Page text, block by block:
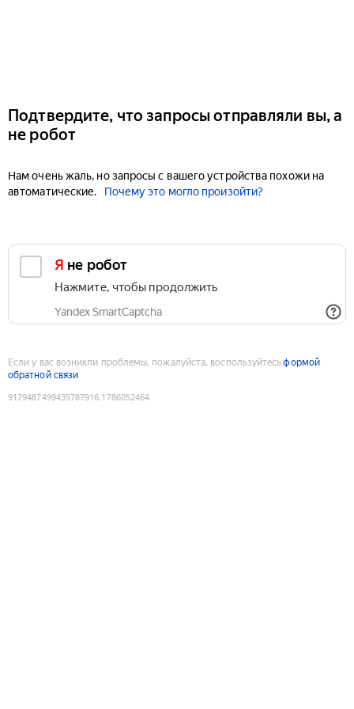
Подтвердите, что запросы отправляли вы, а
не робот
Нам очень жаль, но запросы с вашего устройства похожи на
автоматические.
Почему это могло произойти?
Я не робот
Нажмите, чтобы продолжить
Yandex SmartCaptcha
Если у вас возникли проблемы, пожалуйста, воспользуйтесьформой
обратной связи
9179487499435787916:1786052464